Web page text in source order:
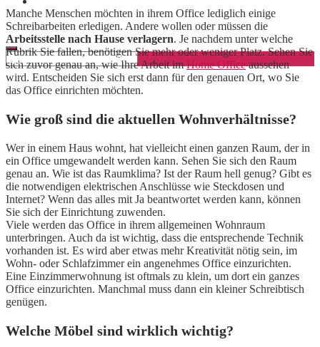
Manche Menschen möchten in ihrem Office lediglich einige
Schreibarbeiten erledigen. Andere wollen oder müssen die
Arbeitsstelle nach Hause verlagern. Je nachdem unter welche
Rubrik Sie fallen, benötigen Sie mehr oder weniger Platz. Sehen Sie
sich zuvor genau an, wie Ihre Arbeit imHome Officeaussehen
wird. Entscheiden Sie sich erst dann für den genauen Ort, wo Sie
das Office einrichten möchten.
Wie groß sind die aktuellen Wohnverhältnisse?
Wer in einem Haus wohnt, hat vielleicht einen ganzen Raum, der in
ein Office umgewandelt werden kann. Sehen Sie sich den Raum
genau an. Wie ist das Raumklima? Ist der Raum hell genug? Gibt es
die notwendigen elektrischen Anschlüsse wie Steckdosen und
Internet? Wenn das alles mit Ja beantwortet werden kann, können
Sie sich der Einrichtung zuwenden.
Viele werden das Office in ihrem allgemeinen Wohnraum
unterbringen. Auch da ist wichtig, dass die entsprechende Technik
vorhanden ist. Es wird aber etwas mehr Kreativität nötig sein, im
Wohn- oder Schlafzimmer ein angenehmes Office einzurichten.
Eine Einzimmerwohnung ist oftmals zu klein, um dort ein ganzes
Office einzurichten. Manchmal muss dann ein kleiner Schreibtisch
genügen.
Welche Möbel sind wirklich wichtig?